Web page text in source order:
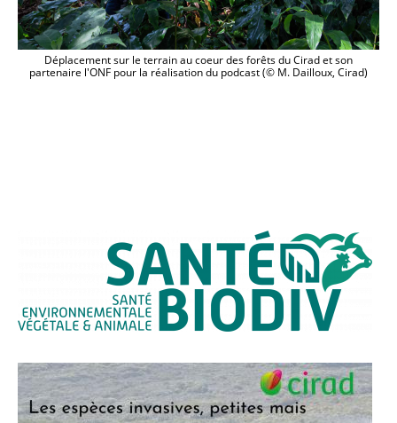
Déplacement sur le terrain au coeur des forêts du Cirad et son
partenaire l'ONF pour la réalisation du podcast (© M. Dailloux, Cirad)